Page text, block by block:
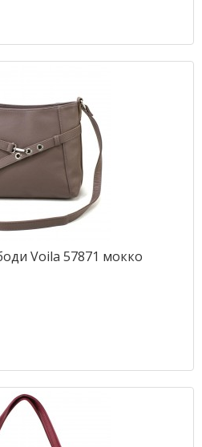
Voila 57871 мокко